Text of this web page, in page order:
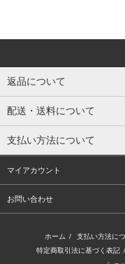
返品について
配送・送料について
支払い方法について
マイアカウント
お問い合わせ
ホーム / 支払い方法に
特定商取引法に基づく表記 /